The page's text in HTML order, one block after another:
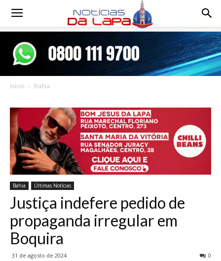
Notícias
Início Bahia
Bahia Últimas Notícias
Justiça indefere pedido de
propaganda irregular em
Boquira
31 de agosto de 2024 0